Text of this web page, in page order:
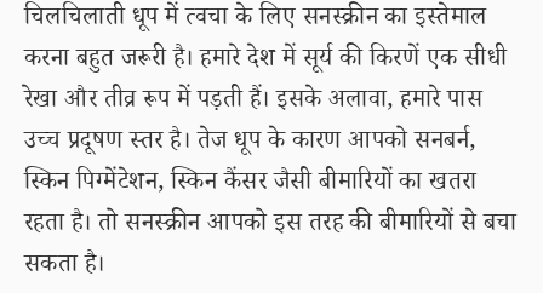
चिलचिलाती धूप में त्वचा के लिए सनस्क्रीन का इस्तेमाल
करना बहुत जरूरी है। हमारे देश में सूर्य की किरणें एक सीधी
रेखा और तीव्र रूप में पड़ती हैं। इसके अलावा, हमारे पास
उच्च प्रदूषण स्तर है। तेज धूप के कारण आपको सनबर्न,
स्किन पिग्मेंटेशन, स्किन कैंसर जैसी बीमारियों का खतरा
रहता है। तो सनस्क्रीन आपको इस तरह की बीमारियों से बचा
सकता है।